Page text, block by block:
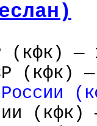
(кфк) —
(кфк)
России